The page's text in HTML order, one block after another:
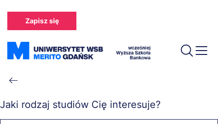
treści
Zapisz się
Ścieżka
nawigacyjna
Jaki rodzaj studiów Cię interesuje?